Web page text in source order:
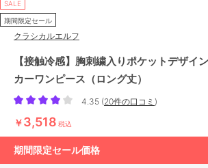
SALE
期間限定セール
クラシカルエルフ
【接触冷感】胸刺繍入りポケットデザイ
カーワンピース（ロング丈）
4.35 (20件の口コミ )
￥3,518 税込
期間限定セール価格